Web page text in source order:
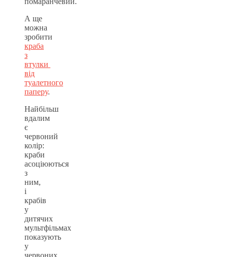
А ще
можна
зробити
краба
з
втулки
від
туалетного
паперу.
Найбільш
вдалим
є
червоний
колір:
краби
асоціюються
з
ним,
і
крабів
у
дитячих
мультфільмах
показують
у
червоних